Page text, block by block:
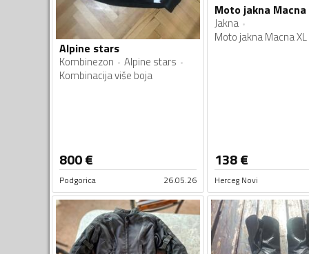
Alpine stars
Kombinezon
Alpine stars
Kombinacija više boja
800€
Podgorica 26.05.26
Moto jakna Macna
Jakna
Moto jakna Macna XL
138€
Herceg Novi